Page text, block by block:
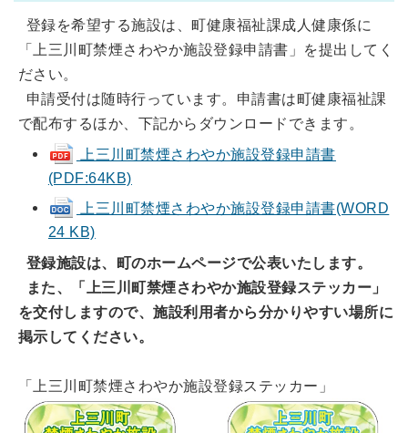
登録を希望する施設は、町健康福祉課成人健康係に
「上三川町禁煙さわやか施設登録申請書」を提出してく
ださい。
申請受付は随時行っています。申請書は町健康福祉課
で配布するほか、下記からダウンロードできます。
上三川町禁煙さわやか施設登録申請書
(PDF:64KB)
上三川町禁煙さわやか施設登録申請書(WORD
24 KB)
登録施設は、町のホームページで公表いたします。
また、「上三川町禁煙さわやか施設登録ステッカー」
を交付しますので、施設利用者から分かりやすい場所に
掲示してください。
「上三川町禁煙さわやか施設登録ステッカー」